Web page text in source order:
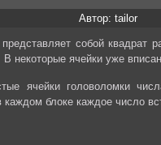
Автор: tailor
собой
некоторые ячейки уже
ячейки головоломки
каждом блоке каждое число